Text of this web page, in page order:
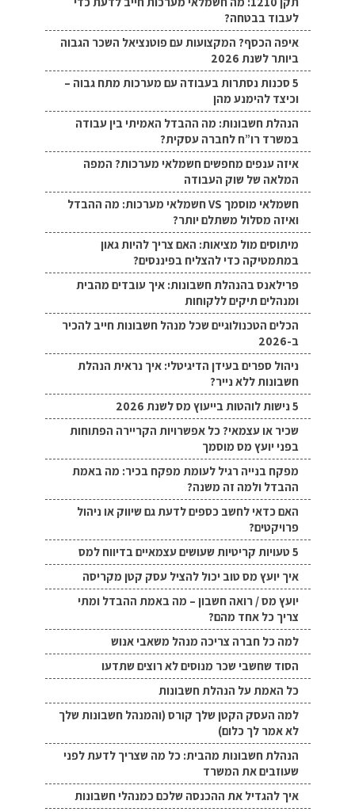
לעבוד בבטחה?
איפה הכסף? המקצועות עם פוטנציאל השכר הגבוה
ביותר לשנת 2026
5 סכנות נסתרות בעבודה עם מערכות מתח גבוה –
וכיצד להימנע מהן
הנהלת חשבונות: מה ההבדל האמיתי בין עבודה
במשרד רו”ח לחברה עסקית?
איזה ענפים מחפשים חשמלאי מערכות? המפה
המלאה של שוק העבודה
חשמלאי מוסמך VS חשמלאי מערכות: מה ההבדל
ואיזה מסלול משתלם יותר?
מיתוסים מול מציאות: האם צריך להיות גאון
במתמטיקה כדי להצליח בפיננסים?
פרילאנס בהנהלת חשבונות: איך עובדים מהבית
ומנהלים תיקים ללקוחות
הכלים הטכנולוגיים שכל מנהל חשבונות חייב להכיר
ב-2026
ניהול ספרים בעידן הדיגיטלי: איך נראית הנהלת
חשבונות ללא נייר?
5 נישות לוהטות בייעוץ מס לשנת 2026
שכיר או עצמאי? כל אפשרויות הקריירה הפתוחות
בפני יועץ מס מוסמך
מפקח בנייה רגיל לעומת מפקח בכיר: מה באמת
ההבדל ולמה זה משנה?
האם כדאי לחשב כספים לדעת גם שיווק או ניהול
פרויקטים?
5 טעויות קריטיות שעושים עצמאיים בדיווח למס
איך יועץ מס טוב יכול להציל עסק קטן מקריסה
יועץ מס / רואה חשבון – מה באמת ההבדל ומתי
צריך כל אחד מהם?
למה כל חברה צריכה מנהל משאבי אנוש
הסוד שחשבי שכר מנוסים לא רוצים שתדעו
כל האמת על הנהלת חשבונות
למה העסק הקטן שלך קורס (והמנהל חשבונות שלך
לא אמר לך כלום)
הנהלת חשבונות מהבית: כל מה שצריך לדעת לפני
שעוזבים את המשרד
איך להגדיל את ההכנסה שלכם כמנהלי חשבונות